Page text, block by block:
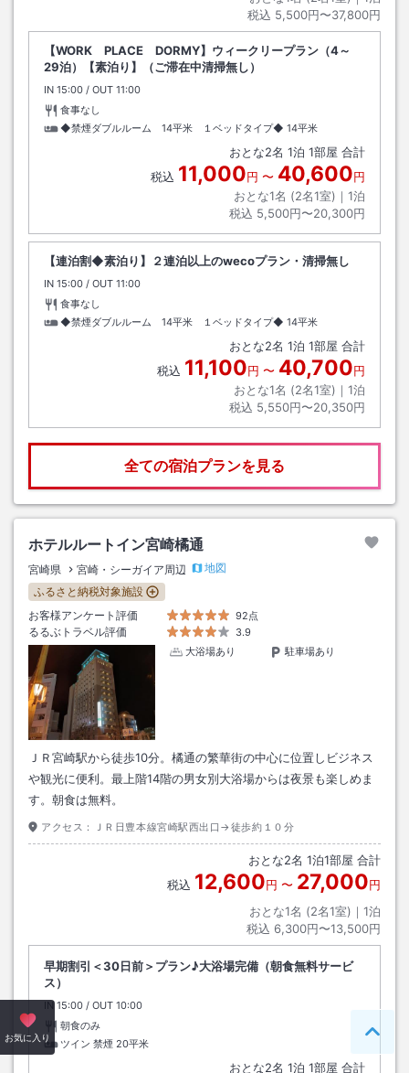
税込 5,500円〜37,800円
【WORK PLACE DORMY】ウィークリープラン（4～
29泊）【素泊り】（ご滞在中清掃無し）
IN チェックイン
15:00 / OUT チェックアウト
11:00
食事なし
◆禁煙ダブルルーム 14平米 １ベッドタイプ◆ 14平米
おとな2名 1泊 1部屋 合計
税込 11,000円 〜 40,600円
おとな1名 (2名1室)｜ 1泊
税込 5,500円〜20,300円
【連泊割◆素泊り】２連泊以上のwecoプラン・清掃無し
IN チェックイン
15:00 / OUT チェックアウト
11:00
食事なし
◆禁煙ダブルルーム 14平米 １ベッドタイプ◆ 14平米
おとな2名 1泊 1部屋 合計
税込 11,100円 〜 40,700円
おとな1名 (2名1室)｜ 1泊
税込 5,550円〜20,350円
全ての宿泊プランを見る
ホテルルートイン宮崎橘通
宮崎県 宮崎・シーガイア周辺
地図
ふるさと納税対象施設
お客様アンケート評価
92点
るるぶトラベル評価
3.9
大浴場あり
駐車場あり
ＪＲ宮崎駅から徒歩10分。橘通の繁華街の中心に位置しビジネス
や観光に便利。最上階14階の男女別大浴場からは夜景も楽しめま
す。朝食は無料。
アクセス： ＪＲ日豊本線宮崎駅西出口→徒歩約１０分
おとな2名 1泊1部屋 合計
税込 12,600円 〜 27,000円
おとな1名 (2名1室)｜ 1泊
税込 6,300円〜13,500円
早期割引＜30日前＞プラン♪大浴場完備（朝食無料サービ
ス）
INチェックイン
15:00 / OUT チェックアウト
10:00
朝食のみ
ツイン 禁煙 20平米
おとな2名 1泊 1部屋 合計
お気に入り ペー